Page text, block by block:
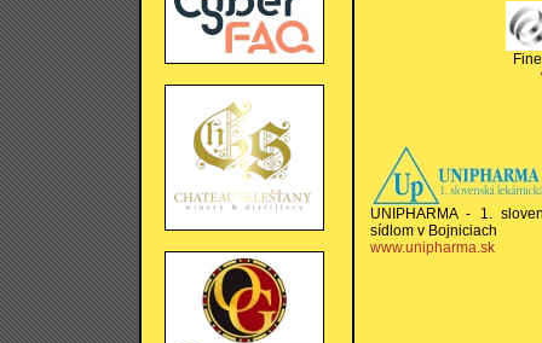
UNIPHARMA - 1.
sídlom v Bojniciach
www.unipharma.sk